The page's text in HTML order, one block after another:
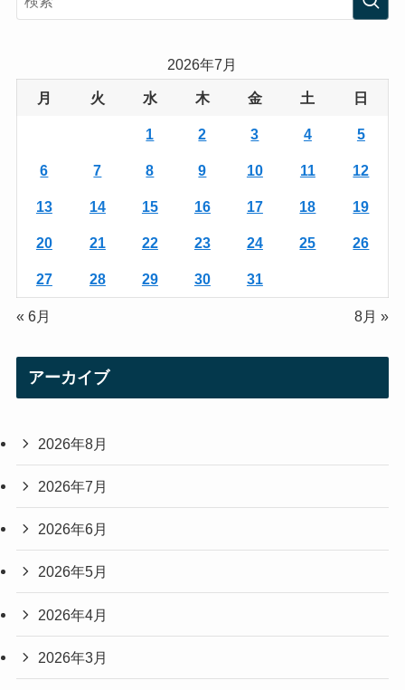
e
2026年7月
月 火 水 木 金 土 日
1 2 3 4 5
6 7 8 9 10 11 12
13 14 15 16 17 18 19
20 21 22 23 24 25 26
27 28 29 30 31
« 6月 8月 »
アーカイブ
2026年8月
2026年7月
2026年6月
2026年5月
2026年4月
2026年3月